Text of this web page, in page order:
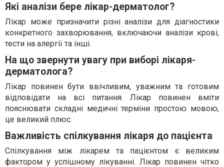
Які аналізи бере лікар-дерматолог?
Лікар може призначити різні аналізи для діагностики
конкретного захворювання, включаючи аналізи крові,
тести на алергії та інші.
На що звернути увагу при виборі лікаря-
дерматолога?
Лікар повинен бути ввічливим, уважним та готовим
відповідати на всі питання. Лікар повинен вміти
пояснювати складні медичні терміни простою мовою,
це великий плюс.
Важливість спілкування лікаря до пацієнта
Спілкування між лікарем та пацієнтом є великим
фактором у успішному лікуванні. Лікар повинен чітко